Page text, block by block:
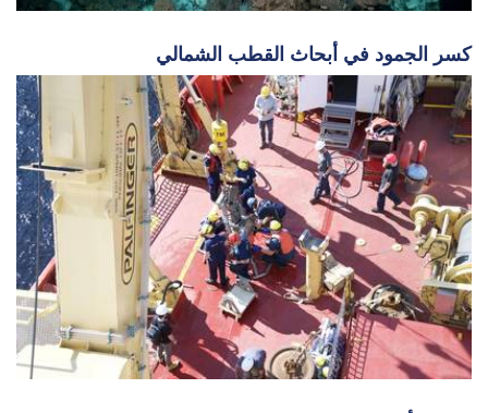
كسر الجمود في أبحاث القطب الشمالي